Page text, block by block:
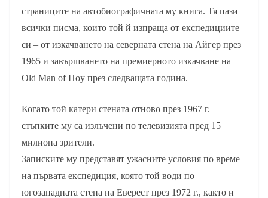
страниците на автобиографичната му книга. Тя пази
всички писма, които той й изпраща от експедициите
си – от изкачването на северната стена на Айгер през
1965 и завършването на премиерното изкачване на
Old Man of Hoy през следващата година.
Когато той катери стената отново през 1967 г.
стъпките му са излъчени по телевизията пред 15
милиона зрители.
Записките му представят ужасните условия по време
на първата експедиция, която той води по
югозападната стена на Еверест през 1972 г., както и